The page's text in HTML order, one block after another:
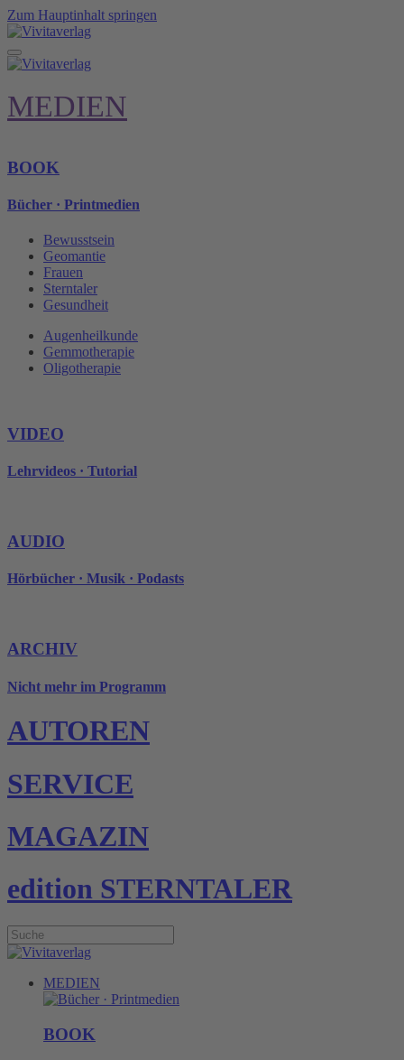
Zum Hauptinhalt springen
MEDIEN
BOOK
Bücher · Printmedien
Bewusstsein
Geomantie
Frauen
Sterntaler
Gesundheit
Augenheilkunde
Gemmotherapie
Oligotherapie
VIDEO
Lehrvideos · Tutorial
AUDIO
Hörbücher · Musik · Podasts
ARCHIV
Nicht mehr im Programm
AUTOREN
SERVICE
MAGAZIN
edition STERNTALER
MEDIEN
BOOK